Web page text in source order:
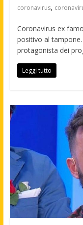
coronavirus,
Coronavirus ex
positivo al
protagonista dei
Leggi tutto